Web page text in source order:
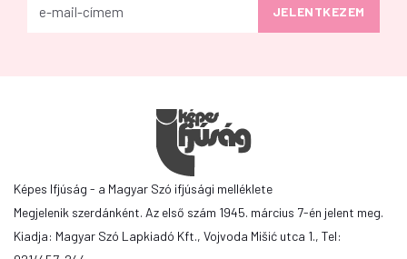
Képes Ifjúság - a Magyar Szó ifjúsági melléklete
Megjelenik szerdánként. Az első szám 1945. március 7-én jelent meg.
Kiadja: Magyar Szó Lapkiadó Kft., Vojvoda Mišić utca 1., Tel: